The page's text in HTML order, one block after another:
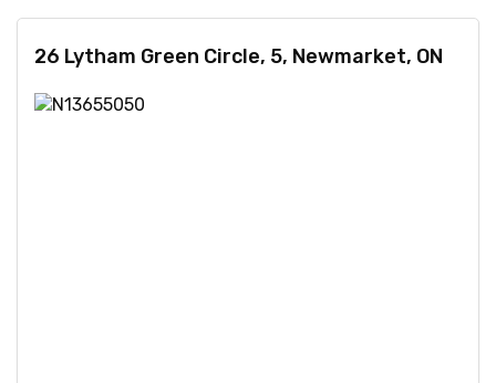
26 Lytham Green Circle, 5, Newmarket, ON